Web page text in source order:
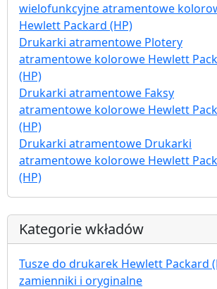
wielofunkcyjne atramentowe
Hewlett Packard (HP)
Drukarki atramentowe Plotery
atramentowe kolorowe Hewlett
(HP)
Drukarki atramentowe Faksy
atramentowe kolorowe Hewlett
(HP)
Drukarki atramentowe Drukarki
atramentowe kolorowe Hewlett
(HP)
Kategorie wkładów
Tusze do drukarek Hewlett Packard
zamienniki i oryginalne